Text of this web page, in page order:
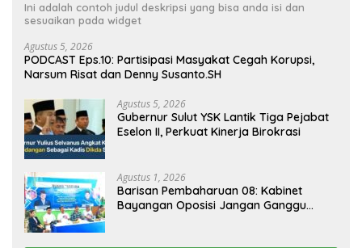
Ini adalah contoh judul deskripsi yang bisa anda isi dan
sesuaikan pada widget
Agustus 5, 2026
PODCAST Eps.10: Partisipasi Masyakat Cegah Korupsi,
Narsum Risat dan Denny Susanto.SH
Agustus 5, 2026
Gubernur Sulut YSK Lantik Tiga Pejabat
Eselon II, Perkuat Kinerja Birokrasi
Agustus 1, 2026
Barisan Pembaharuan 08: Kabinet
Bayangan Oposisi Jangan Ganggu